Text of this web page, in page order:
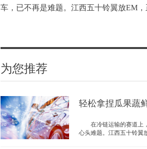
车，已不再是难题。江西五十铃翼放EM，
为您推荐
轻松拿捏瓜果蔬
在冷链运输的赛道上，
心头难题。江西五十铃翼